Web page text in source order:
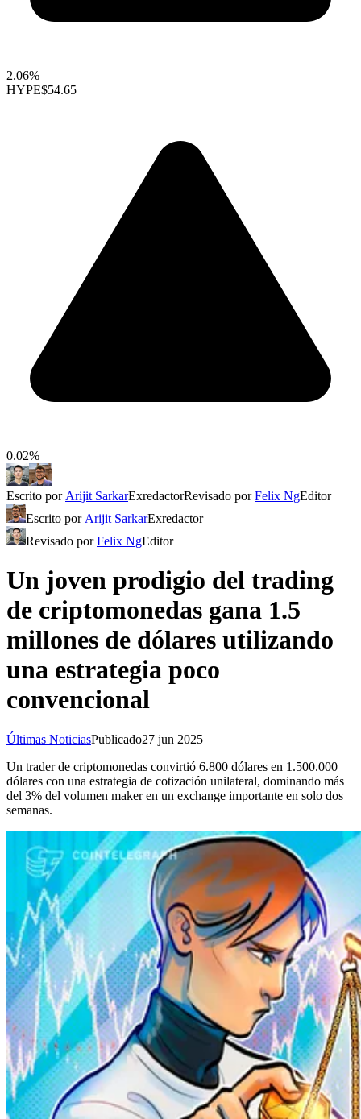
2.06%
HYPE$54.65
0.02%
Escrito por Arijit SarkarExredactorRevisado porFelix NgEditor
Escrito por Arijit SarkarExredactor
Revisado porFelix NgEditor
Un joven prodigio del trading
de criptomonedas gana 1.5
millones de dólares utilizando
una estrategia poco
convencional
Últimas NoticiasPublicado27 jun 2025
Un trader de criptomonedas convirtió 6.800 dólares en 1.500.000
dólares con una estrategia de cotización unilateral, dominando más
del 3% del volumen maker en un exchange importante en solo dos
semanas.